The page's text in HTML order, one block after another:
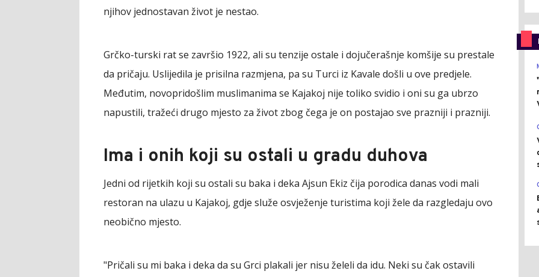
njihov jednostavan život je nestao.
Grčko-turski rat se završio 1922, ali su tenzije ostale i dojučerašnje komšije su prestale
da pričaju. Uslijedila je prisilna razmjena, pa su Turci iz Kavale došli u ove predjele.
Međutim, novopridošlim muslimanima se Kajakoj nije toliko svidio i oni su ga ubrzo
napustili, tražeći drugo mjesto za život zbog čega je on postajao sve prazniji i prazniji.
Ima i onih koji su ostali u gradu duhova
Jedni od rijetkih koji su ostali su baka i deka Ajsun Ekiz čija porodica danas vodi mali
restoran na ulazu u Kajakoj, gdje služe osvježenje turistima koji žele da razgledaju ovo
neobično mjesto.
"Pričali su mi baka i deka da su Grci plakali jer nisu želeli da idu. Neki su čak ostavili